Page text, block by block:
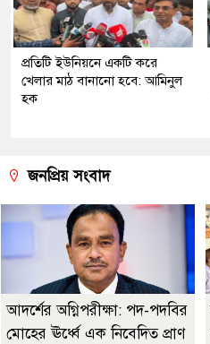
প্রতিটি ইউনিয়নে একটি করে
খেলার মাঠ বানানো হবে: আমিনুল
হক
জনপ্রিয় সংবাদ
আদর্শের অগ্নিপরীক্ষা: পদ-পদবির
মোহের ঊর্ধ্বে এক নিবেদিত প্রাণ